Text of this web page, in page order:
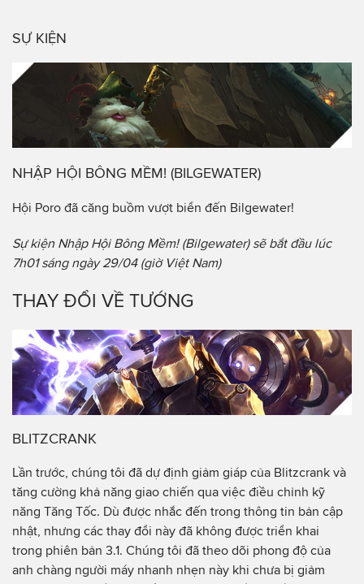
SỰ KIỆN
NHẬP HỘI BÔNG MỀM! (BILGEWATER)
Hội Poro đã căng buồm vượt biển đến Bilgewater!
Sự kiện Nhập Hội Bông Mềm! (Bilgewater) sẽ bắt đầu lúc
7h01 sáng ngày 29/04 (giờ Việt Nam)
THAY ĐỔI VỀ TƯỚNG
BLITZCRANK
Lần trước, chúng tôi đã dự định giảm giáp của Blitzcrank và
tăng cường khả năng giao chiến qua việc điều chỉnh kỹ
năng Tăng Tốc. Dù được nhắc đến trong thông tin bản cập
nhật, nhưng các thay đổi này đã không được triển khai
trong phiên bản 3.1. Chúng tôi đã theo dõi phong độ của
anh chàng người máy nhanh nhẹn này khi chưa bị giảm